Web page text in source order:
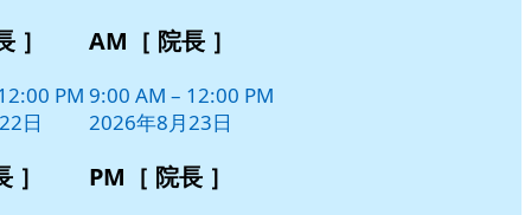
］
PM
日
］
月
日
イ
ン
ト)
Close
AM［ 院長 ］
9:00 AM – 12:00 PM
2026年8月23日
PM［ 院長 ］